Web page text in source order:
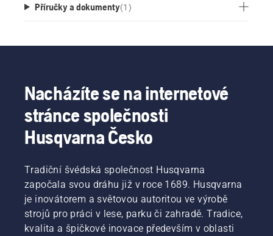
Příručky a dokumenty(1 )
Nacházíte se na internetové
stránce společnosti
Husqvarna Česko
Tradiční švédská společnost Husqvarna
započala svou dráhu již v roce 1689. Husqvarna
je inovátorem a světovou autoritou ve výrobě
strojů pro práci v lese, parku či zahradě. Tradice,
kvalita a špičkové inovace především v oblasti